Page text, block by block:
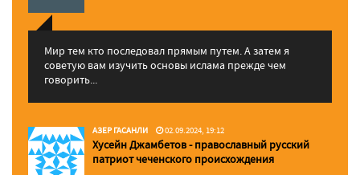
Мир тем кто последовал прямым путем. А затем я
советую вам изучить основы ислама прежде чем
говорить...
АЗЕР ГАСАНЛИ 02.09.2024, 19:12
Хусейн Джамбетов - православный русский
патриот чеченского происхождения